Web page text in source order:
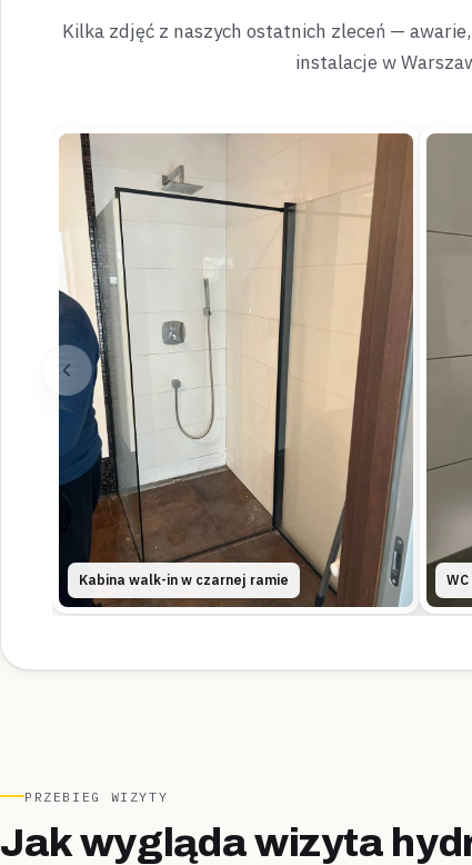
Kilka zdjęć z naszych ostatnich zleceń —
instalacje w
Kabina walk-in w czarnej ramie
PRZEBIEG WIZYTY
Jak wygląda wizyta